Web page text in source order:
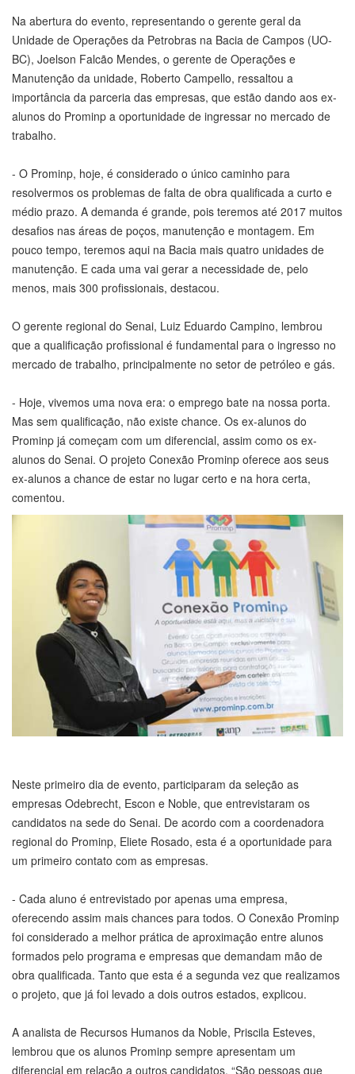
Na abertura do evento, representando o gerente geral da
Unidade de Operações da Petrobras na Bacia de Campos (UO-
BC), Joelson Falcão Mendes, o gerente de Operações e
Manutenção da unidade, Roberto Campello, ressaltou a
importância da parceria das empresas, que estão dando aos ex-
alunos do Prominp a oportunidade de ingressar no mercado de
trabalho.
- O Prominp, hoje, é considerado o único caminho para
resolvermos os problemas de falta de obra qualificada a curto e
médio prazo. A demanda é grande, pois teremos até 2017 muitos
desafios nas áreas de poços, manutenção e montagem. Em
pouco tempo, teremos aqui na Bacia mais quatro unidades de
manutenção. E cada uma vai gerar a necessidade de, pelo
menos, mais 300 profissionais, destacou.
O gerente regional do Senai, Luiz Eduardo Campino, lembrou
que a qualificação profissional é fundamental para o ingresso no
mercado de trabalho, principalmente no setor de petróleo e gás.
- Hoje, vivemos uma nova era: o emprego bate na nossa porta.
Mas sem qualificação, não existe chance. Os ex-alunos do
Prominp já começam com um diferencial, assim como os ex-
alunos do Senai. O projeto Conexão Prominp oferece aos seus
ex-alunos a chance de estar no lugar certo e na hora certa,
comentou.
Neste primeiro dia de evento, participaram da seleção as
empresas Odebrecht, Escon e Noble, que entrevistaram os
candidatos na sede do Senai. De acordo com a coordenadora
regional do Prominp, Eliete Rosado, esta é a oportunidade para
um primeiro contato com as empresas.
- Cada aluno é entrevistado por apenas uma empresa,
oferecendo assim mais chances para todos. O Conexão Prominp
foi considerado a melhor prática de aproximação entre alunos
formados pelo programa e empresas que demandam mão de
obra qualificada. Tanto que esta é a segunda vez que realizamos
o projeto, que já foi levado a dois outros estados, explicou.
A analista de Recursos Humanos da Noble, Priscila Esteves,
lembrou que os alunos Prominp sempre apresentam um
diferencial em relação a outros candidatos. “São pessoas que